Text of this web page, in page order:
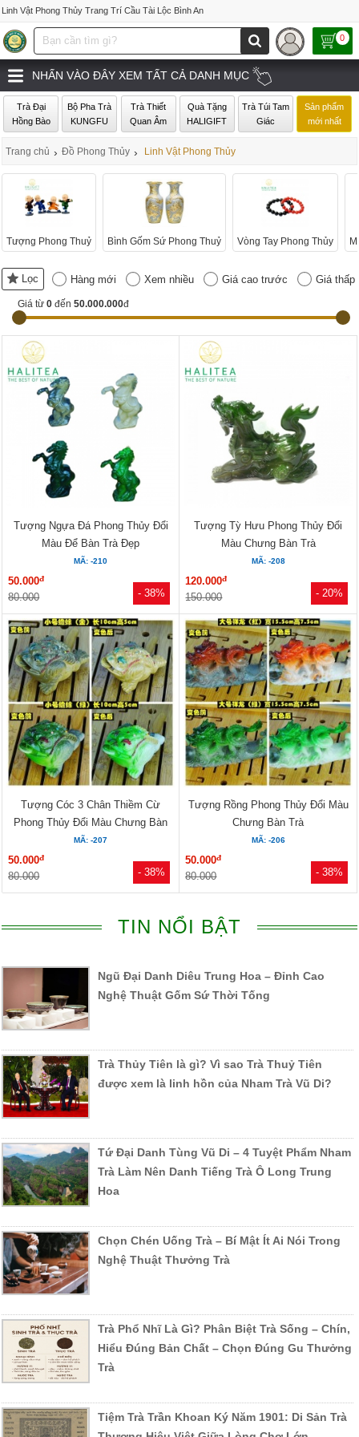
Linh Vật Phong Thủy Trang Trí Cầu Tài Lộc Bình An
0
NHẤN VÀO ĐÂY XEM TẤT CẢ DANH MỤC
Trà Đại
Hồng Bào
Bộ Pha Trà
KUNGFU
Trà Thiết
Quan Âm
Quà Tặng
HALIGIFT
Trà Túi Tam
Giác
Sản phẩm
mới nhất
Trang chủ › Đồ Phong Thủy › Linh Vật Phong Thủy
Tượng Phong Thuỷ Bình Gốm Sứ Phong Thuỷ Vòng Tay Phong Thủy
Lọc Hàng mới Xem nhiều Giá cao trước Giá
Giá từ0 đến50.000.000đ
- 38%
Tượng Ngựa Đá Phong Thủy Đổi
Màu Để Bàn Trà Đẹp
MÃ: -210
50.000đ
80.000 - 20%
Tượng Tỳ Hưu Phong Thủy Đổi
Màu Chưng Bàn Trà
MÃ: -208
120.000đ
150.000
- 38%
Tượng Cóc 3 Chân Thiềm Cừ
Phong Thủy Đổi Màu Chưng Bàn
Trà
MÃ: -207
50.000đ
80.000 - 38%
Tượng Rồng Phong Thủy Đổi Màu
Chưng Bàn Trà
MÃ: -206
50.000đ
80.000
TIN NỔI BẬT
Ngũ Đại Danh Diêu Trung Hoa – Đỉnh Cao
Nghệ Thuật Gốm Sứ Thời Tống
Trà Thủy Tiên là gì? Vì sao Trà Thuỷ Tiên
được xem là linh hồn của Nham Trà Vũ Di?
Tứ Đại Danh Tùng Vũ Di – 4 Tuyệt Phẩm Nham
Trà Làm Nên Danh Tiếng Trà Ô Long Trung
Hoa
Chọn Chén Uống Trà – Bí Mật Ít Ai Nói Trong
Nghệ Thuật Thưởng Trà
Trà Phổ Nhĩ Là Gì? Phân Biệt Trà Sống – Chín,
Hiểu Đúng Bản Chất – Chọn Đúng Gu Thưởng
Trà
Tiệm Trà Trần Khoan Ký Năm 1901: Di Sản Trà